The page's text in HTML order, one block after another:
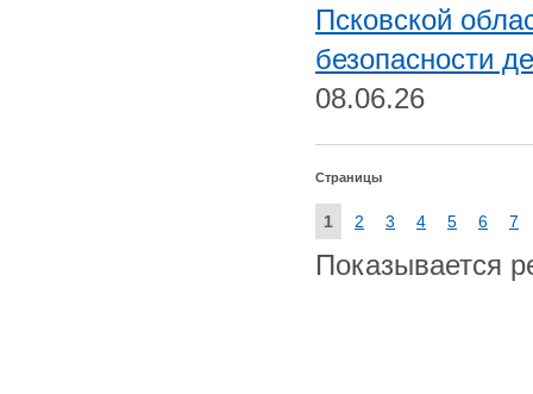
Псковской
безопасности
08.06.26
Страницы
1 2 3 4 5 6 7
Показывается